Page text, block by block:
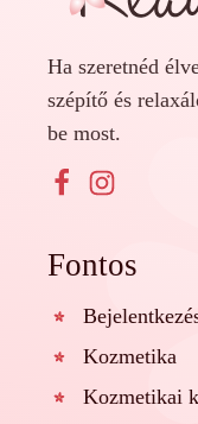
Ha szeretnéd
szépítő és
be most.
Fontos
Kozmetika
Kozmetikai